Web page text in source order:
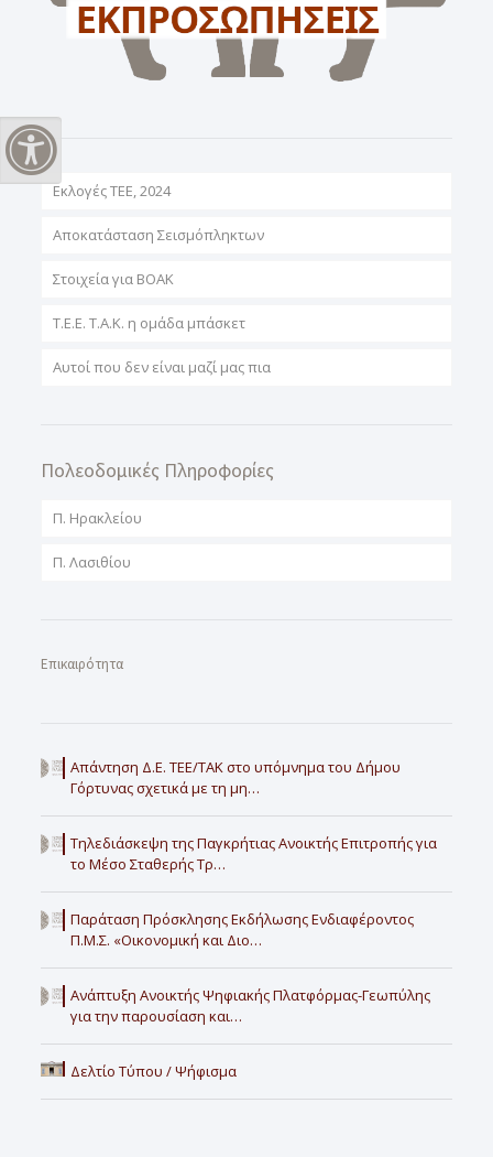
Εναλλαγή Υψηλής Αντίθεσης
Εκλογές ΤΕΕ, 2024
Αποκατάσταση Σεισμόπληκτων
Στοιχεία για ΒΟΑΚ
T.E.E. T.A.K. η ομάδα μπάσκετ
Αυτοί που δεν είναι μαζί μας πια
Πολεοδομικές Πληροφορίες
Π. Ηρακλείου
Π. Λασιθίου
Επικαιρότητα
Απάντηση Δ.Ε. ΤΕΕ/ΤΑΚ στο υπόμνημα του Δήμου
Γόρτυνας σχετικά με τη μη…
Τηλεδιάσκεψη της Παγκρήτιας Ανοικτής Επιτροπής για
το Μέσο Σταθερής Τρ…
Παράταση Πρόσκλησης Εκδήλωσης Ενδιαφέροντος
Π.Μ.Σ. «Οικονομική και Διο…
Ανάπτυξη Ανοικτής Ψηφιακής Πλατφόρμας-Γεωπύλης
για την παρουσίαση και…
Δελτίο Τύπου / Ψήφισμα